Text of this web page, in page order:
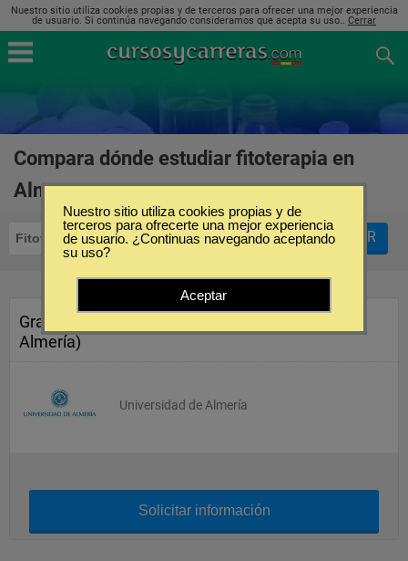
Nuestro sitio utiliza cookies propias y de terceros para ofrecer una mejor experiencia
de usuario. Si continúa navegando consideramos que acepta su uso.. Cerrar
Compara dónde estudiar fitoterapia en
Almería
Fitoterapia Almería FILTRAR
Grado en Fisioterapia (Almería,
Almería)
Universidad de Almería
Solicitar información
Nuestro sitio utiliza cookies propias y de
terceros para ofrecerte una mejor experiencia
de usuario. ¿Continuas navegando aceptando
su uso?
Aceptar